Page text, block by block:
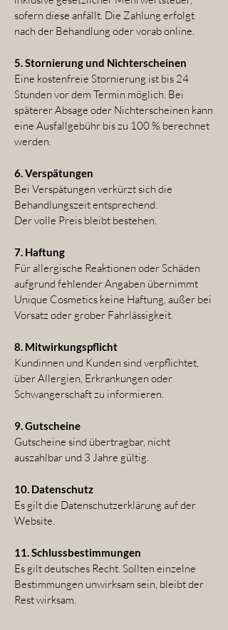
sofern diese anfällt. Die Zahlung erfolgt
nach der Behandlung oder vorab online.
5. Stornierung und Nichterscheinen
Eine kostenfreie Stornierung ist bis 24
Stunden vor dem Termin möglich. Bei
späterer Absage oder Nichterscheinen kann
eine Ausfallgebühr bis zu 100 % berechnet
werden.
6. Verspätungen
Bei Verspätungen verkürzt sich die
Behandlungszeit entsprechend.
Der volle Preis bleibt bestehen.
7. Haftung
Für allergische Reaktionen oder Schäden
aufgrund fehlender Angaben übernimmt
Unique Cosmetics keine Haftung, außer bei
Vorsatz oder grober Fahrlässigkeit.
8. Mitwirkungspflicht
Kundinnen und Kunden sind verpflichtet,
über Allergien, Erkrankungen oder
Schwangerschaft zu informieren.
9. Gutscheine
Gutscheine sind übertragbar, nicht
auszahlbar und 3 Jahre gültig.
10. Datenschutz
Es gilt die Datenschutzerklärung auf der
Website.
11. Schlussbestimmungen
Es gilt deutsches Recht. Sollten einzelne
Bestimmungen unwirksam sein, bleibt der
Rest wirksam.